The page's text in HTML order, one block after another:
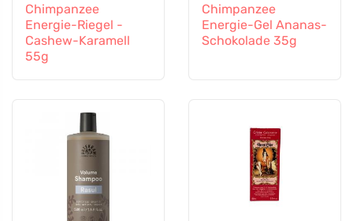
Chimpanzee
Energie-Riegel -
Cashew-Karamell
55g
Chimpanzee
Energie-Gel Ananas-
Schokolade 35g